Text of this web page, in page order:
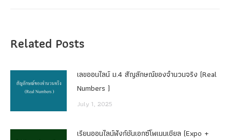
Related Posts
เลขออนไลน์ ม.4 สัญลักษณ์ของจำนวนจริง (Real
Numbers )
July 1, 2025
เรียนออนไลน์ฟังก์ชันเอกซ์โพเนนเชียล (Expo +